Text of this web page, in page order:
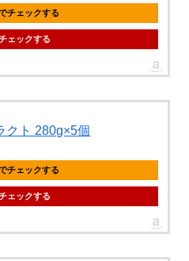
チェックする
ェックする
クト 280g×5個
チェックする
ェックする